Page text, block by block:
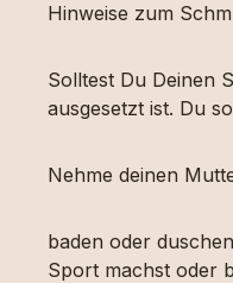
Hinweise zum
Solltest Du Deinen
ausgesetzt ist. Du
Nehme deinen
baden oder
Sport machst oder